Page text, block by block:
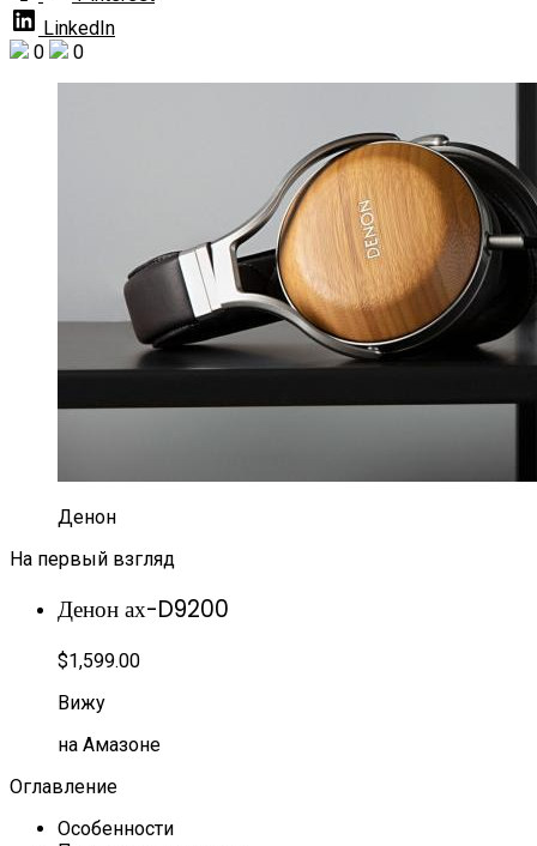
LinkedIn
0
0
Денон
На первый взгляд
Денон ах-D9200
$1,599.00
Вижу
на Амазоне
Оглавление
Особенности